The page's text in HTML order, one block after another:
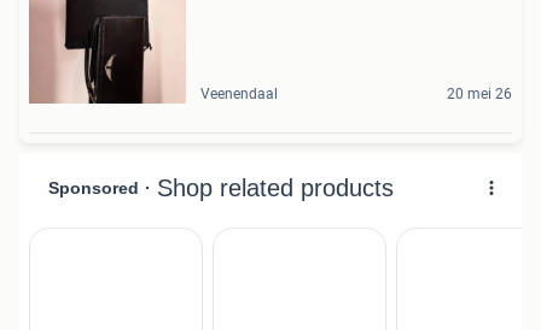
Veenendaal 20 mei 26